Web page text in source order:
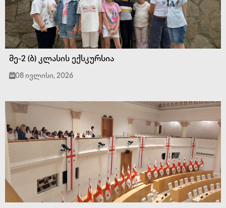
მე-2 (ბ) კლასის ექსკურსია
08 ივლისი, 2026